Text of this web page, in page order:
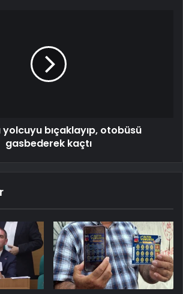
yolcuyu bıçaklayıp, otobüsü
gasbederek kaçtı